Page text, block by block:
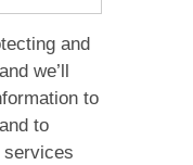
and
we’ll
to
to
services